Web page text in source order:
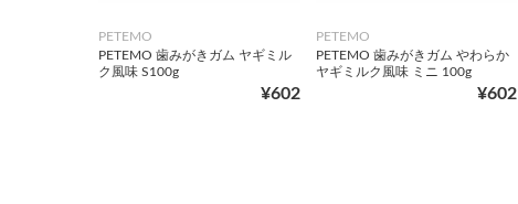
PETEMO
PETEMO 歯みがきガム ヤギミル
ク風味 S100g
¥602
PETEMO
PETEMO 歯みがきガム やわらか
ヤギミルク風味 ミニ 100g
¥602